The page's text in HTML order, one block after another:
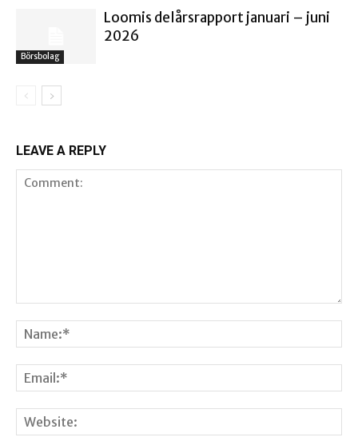
Börsbolag
Loomis delårsrapport januari – juni
2026
LEAVE A REPLY